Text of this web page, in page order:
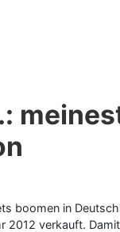
boomen in
2012 verkauft.